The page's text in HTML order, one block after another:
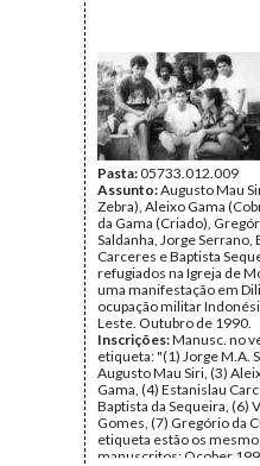
Pasta:05733.012.009
Assunto:Augusto Mau
Zebra), Aleixo Gama
da Gama (Criado),
Saldanha, Jorge Serrano,
Carceres e Baptista
refugiados na Igreja de
uma manifestação em
ocupação militar
Leste. Outubro de 1990.
Inscrições:Manusc. no
etiqueta: "(1) Jorge M.A.
Augusto Mau Siri, (3)
Gama, (4) Estanislau
Baptista da Sequeira, (6)
Gomes, (7) Gregório da
etiqueta estão os
manuscritos; Ocober